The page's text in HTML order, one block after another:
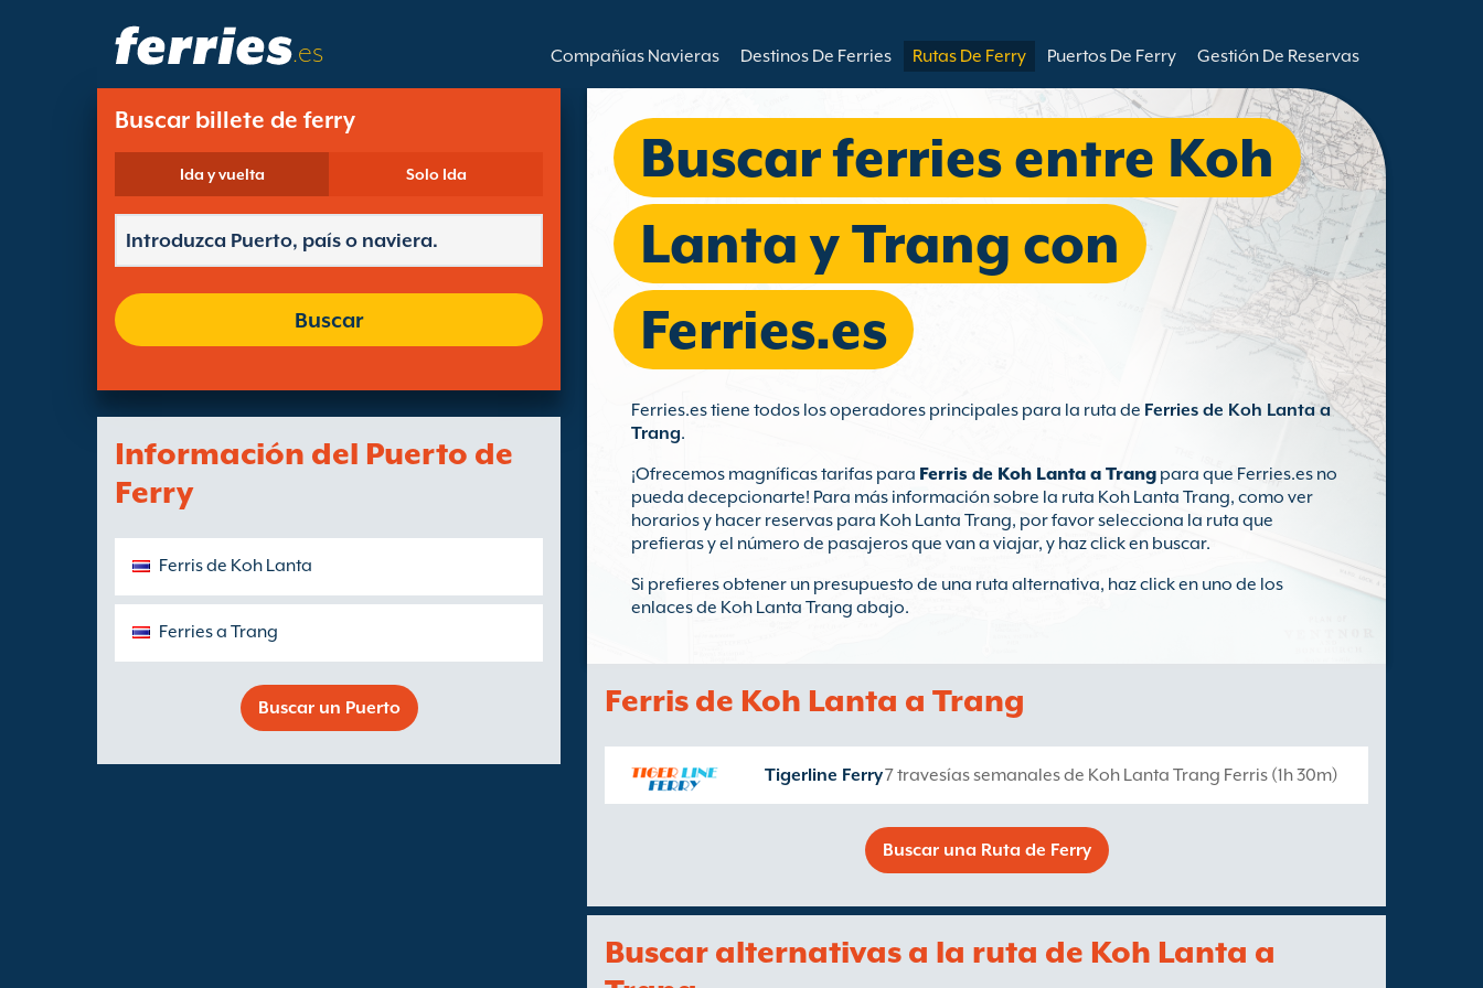
.es Compañías Navieras Destinos De Ferries Rutas De Ferry Puertos De Ferry Gestión De Reservas
Buscar billete de ferry
Ida y vuelta Solo Ida
Buscar
Información del Puerto de
Ferry
Ferris de Koh Lanta
Ferries a Trang
Buscar un Puerto
Buscar ferries entre Koh
Lanta y Trang con
Ferries.es
Ferries.es tiene todos los operadores principales para la ruta de Ferries de Koh Lanta a
Trang.
¡Ofrecemos magníficas tarifas para Ferris de Koh Lanta a Trang para que Ferries.es no
pueda decepcionarte! Para más información sobre la ruta Koh Lanta Trang, como ver
horarios y hacer reservas para Koh Lanta Trang, por favor selecciona la ruta que
prefieras y el número de pasajeros que van a viajar, y haz click en buscar.
Si prefieres obtener un presupuesto de una ruta alternativa, haz click en uno de los
enlaces de Koh Lanta Trang abajo.
Ferris de Koh Lanta a Trang
Tigerline Ferry7 travesías semanales de Koh Lanta Trang Ferris (1h 30m)
Buscar una Ruta de Ferry
Buscar alternativas a la ruta de Koh Lanta a